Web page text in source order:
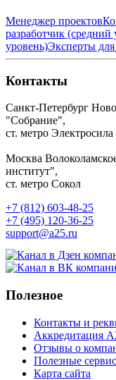
Менеджер проектов
разработчик (средний
уровень)Эксперты
Контакты
Санкт-Петербург
"Собрание",
ст. метро Электросила
Москва
институт",
ст. метро Сокол
+7 (812) 603-48-25
+7 (495) 120-36-25
support@a25.ru
Полезное
Контакты и
Аккредитация
Отзывы о
Полезные
Карта сайта